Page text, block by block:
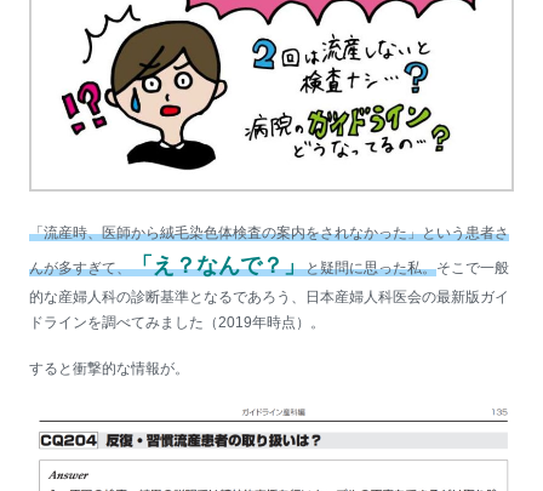
「流産時、医師から絨毛染色体検査の案内をされなかった」という患者さ
んが多すぎて、「え？なんで？」と疑問に思った私。そこで一般
的な産婦人科の診断基準となるであろう、日本産婦人科医会の最新版ガイ
ドラインを調べてみました（2019年時点）。
すると衝撃的な情報が。